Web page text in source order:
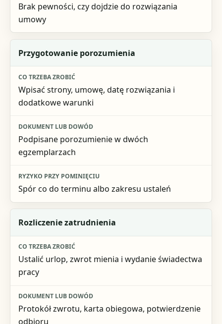
Brak pewności, czy dojdzie do rozwiązania
umowy
Przygotowanie porozumienia
Wpisać strony, umowę, datę rozwiązania i
dodatkowe warunki
Podpisane porozumienie w dwóch
egzemplarzach
Spór co do terminu albo zakresu ustaleń
Rozliczenie zatrudnienia
Ustalić urlop, zwrot mienia i wydanie świadectwa
pracy
Protokół zwrotu, karta obiegowa, potwierdzenie
odbioru